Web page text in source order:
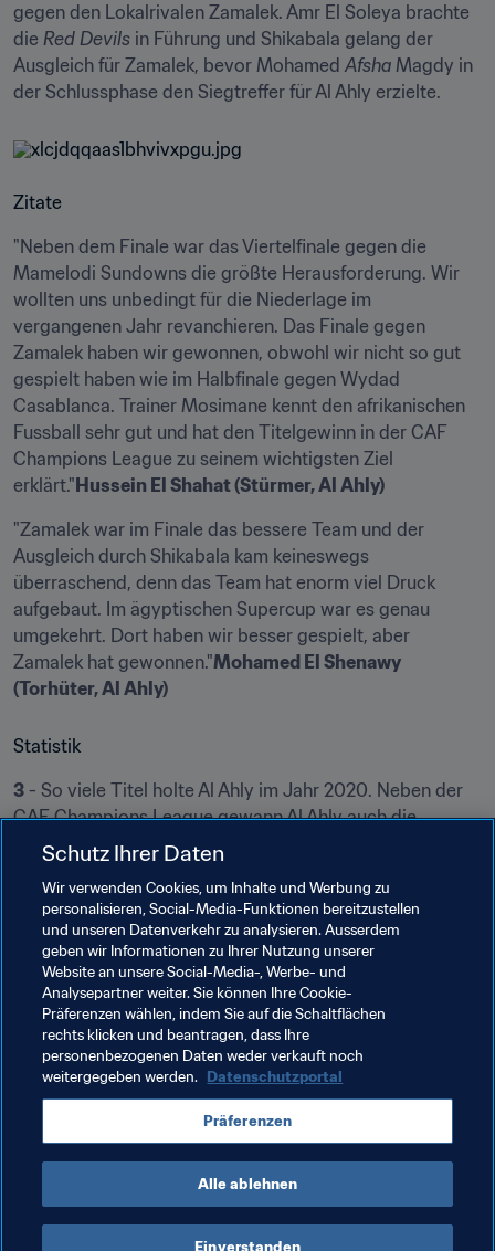
gegen den Lokalrivalen Zamalek. Amr El Soleya brachte
die Red Devils in Führung und Shikabala gelang der
Ausgleich für Zamalek, bevor Mohamed Afsha Magdy in
der Schlussphase den Siegtreffer für Al Ahly erzielte.
Zitate
"Neben dem Finale war das Viertelfinale gegen die
Mamelodi Sundowns die größte Herausforderung. Wir
wollten uns unbedingt für die Niederlage im
vergangenen Jahr revanchieren. Das Finale gegen
Zamalek haben wir gewonnen, obwohl wir nicht so gut
gespielt haben wie im Halbfinale gegen Wydad
Casablanca. Trainer Mosimane kennt den afrikanischen
Fussball sehr gut und hat den Titelgewinn in der CAF
Champions League zu seinem wichtigsten Ziel
erklärt." Hussein El Shahat (Stürmer, Al Ahly)
"Zamalek war im Finale das bessere Team und der
Ausgleich durch Shikabala kam keineswegs
überraschend, denn das Team hat enorm viel Druck
aufgebaut. Im ägyptischen Supercup war es genau
umgekehrt. Dort haben wir besser gespielt, aber
Zamalek hat gewonnen."Mohamed El Shenawy
(Torhüter, Al Ahly)
Statistik
3 - So viele Titel holte Al Ahly im Jahr 2020. Neben der
CAF Champions League gewann Al Ahly auch die
ägyptische Meisterschaft und den ägyptischen
Hätten Sie's gewusst?
Al Ahly verbindet gute und schlechte Erlebnisse mit Pitso
Mosimane. Der Südafrikaner war Trainer der Mamelodi
Sundowns, als diese 2019 Al Ahly aus dem Turnier
warfen. 2020 wurde er dann vor dem Halbfinale Trainer
der Red Devils und führte sie zum neunten Titelgewinn in
der CAF Champions League.
Schutz Ihrer Daten
Wir verwenden Cookies, um Inhalte und Werbung zu
personalisieren, Social-Media-Funktionen bereitzustellen
und unseren Datenverkehr zu analysieren. Ausserdem
geben wir Informationen zu Ihrer Nutzung unserer
Website an unsere Social-Media-, Werbe- und
Analysepartner weiter. Sie können Ihre Cookie-
Präferenzen wählen, indem Sie auf die Schaltflächen
rechts klicken und beantragen, dass Ihre
personenbezogenen Daten weder verkauft noch
weitergegeben werden. Datenschutzportal
Präferenzen
Alle ablehnen
Einverstanden